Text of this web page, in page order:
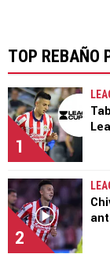
TOP REBAÑO
1
2